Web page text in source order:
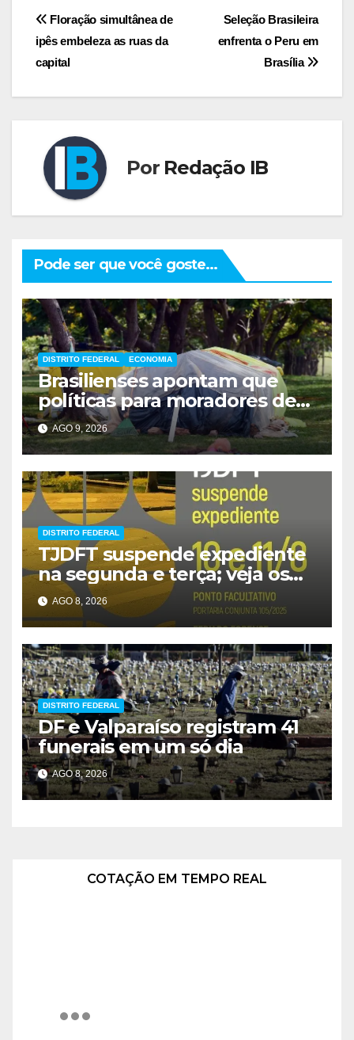
Navegação
de
Post
Seleção Brasileira
enfrenta o Peru em
Brasília
Floração simultânea de
ipês embeleza as ruas da
capital
Por Redação IB
Pode ser que você goste...
DISTRITO FEDERAL ECONOMIA
Brasilienses apontam que
políticas para moradores de
rua influenciam voto
AGO 9, 2026
DISTRITO FEDERAL
TJDFT suspende expediente
na segunda e terça; veja os
prazos
AGO 8, 2026
DISTRITO FEDERAL
DF e Valparaíso registram 41
funerais em um só dia
AGO 8, 2026
COTAÇÃO EM TEMPO REAL